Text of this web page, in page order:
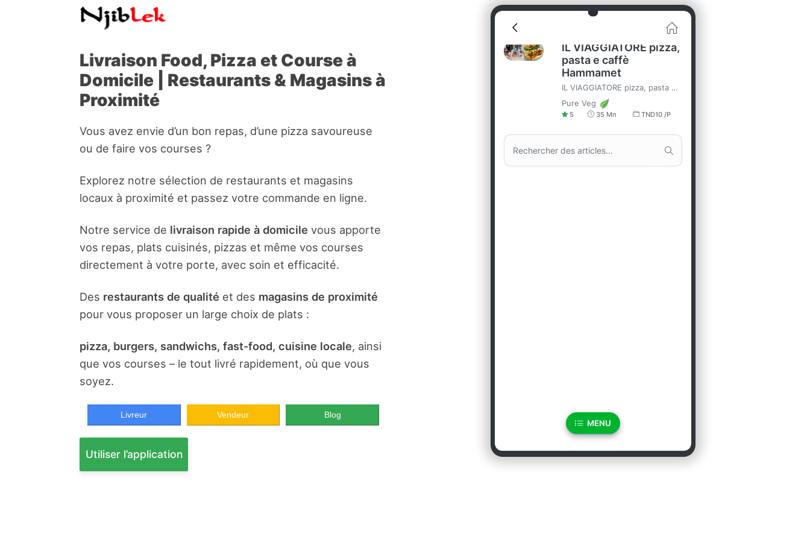
Livraison Food, Pizza et Course à
Domicile | Restaurants & Magasins à
Proximité
Vous avez envie d’un bon repas, d’une pizza savoureuse
ou de faire vos courses ?
Explorez notre sélection de restaurants et magasins
locaux à proximité et passez votre commande en ligne.
Notre service de livraison rapide à domicile vous apporte
vos repas, plats cuisinés, pizzas et même vos courses
directement à votre porte, avec soin et efficacité.
Des restaurants de qualité et des magasins de proximité
pour vous proposer un large choix de plats :
pizza, burgers, sandwichs, fast-food, cuisine locale, ainsi
que vos courses – le tout livré rapidement, où que vous
soyez.
Livreur Vendeur Blog
Utiliser l’application